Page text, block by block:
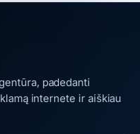
padedanti
internete ir aiškiau